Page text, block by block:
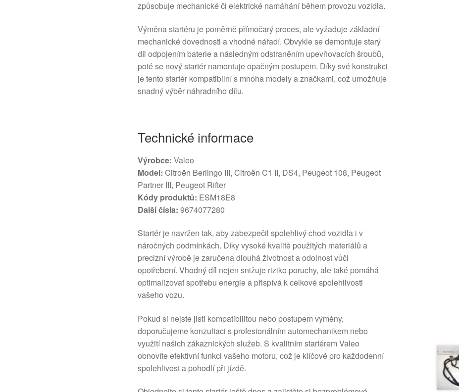
způsobuje mechanické či elektrické namáhání během provozu vozidla.
Výměna startéru je poměrně přímočarý proces, ale vyžaduje základní
mechanické dovednosti a vhodné nářadí. Obvykle se demontuje starý
díl odpojením baterie a následným odstraněním upevňovacích šroubů,
poté se nový startér namontuje opačným postupem. Díky své konstrukci
je tento startér kompatibilní s mnoha modely a značkami, což umožňuje
snadný výběr náhradního dílu.
Technické informace
Výrobce: Valeo
Model: Citroën Berlingo III, Citroën C1 II, DS4, Peugeot 108, Peugeot
Partner III, Peugeot Rifter
Kódy produktů: ESM18E8
Další čísla: 9674077280
Startér je navržen tak, aby zabezpečil spolehlivý chod vozidla i v
náročných podmínkách. Díky vysoké kvalitě použitých materiálů a
precizní výrobě je zaručena dlouhá životnost a odolnost vůči
opotřebení. Vhodný díl nejen snižuje riziko poruchy, ale také pomáhá
optimalizovat spotřebu energie a přispívá k celkové spolehlivosti
vašeho vozu.
Pokud si nejste jisti kompatibilitou nebo postupem výměny,
doporučujeme konzultaci s profesionálním automechanikem nebo
využití našich zákaznických služeb. S kvalitním startérem Valeo
obnovíte efektivní funkci vašeho motoru, což je klíčové pro každodenní
spolehlivost a pohodlí při jízdě.